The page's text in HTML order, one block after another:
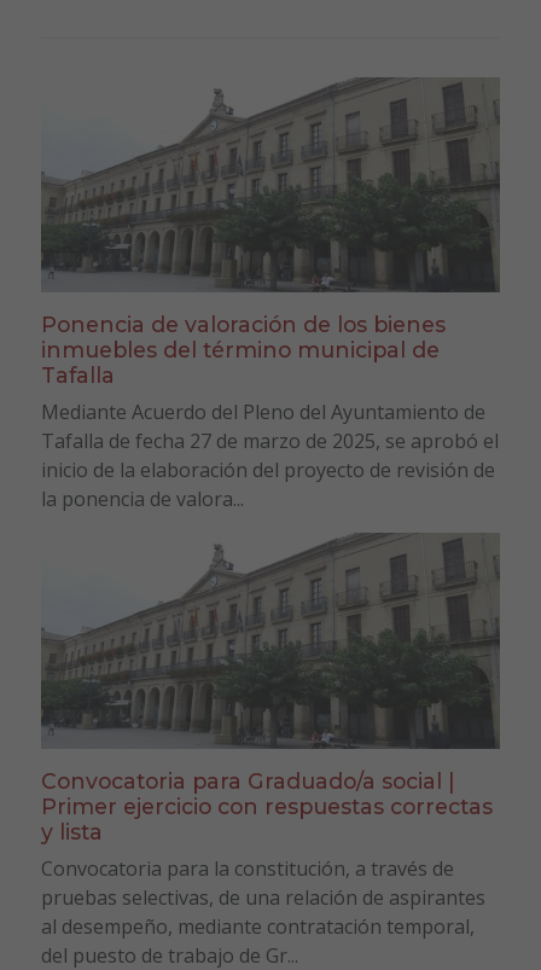
Ponencia de valoración de los bienes
inmuebles del término municipal de
Tafalla
Mediante Acuerdo del Pleno del Ayuntamiento de
Tafalla de fecha 27 de marzo de 2025, se aprobó el
inicio de la elaboración del proyecto de revisión de
la ponencia de valora...
Convocatoria para Graduado/a social |
Primer ejercicio con respuestas correctas
y lista
Convocatoria para la constitución, a través de
pruebas selectivas, de una relación de aspirantes
al desempeño, mediante contratación temporal,
del puesto de trabajo de Gr...